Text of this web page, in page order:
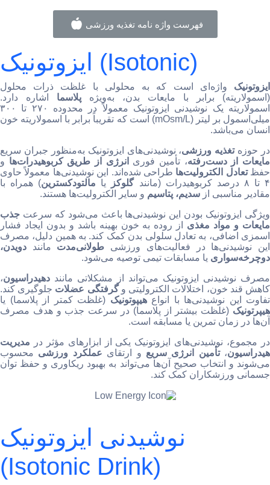
فهرست واژه نامه تغذیه ورزشی
ایزوتونیک (Isotonic)
ایزوتونیک واژه‌ای است که به محلولی با غلظت ذرات محلول
(اسمولاریته) برابر با مایعات بدن، به‌ویژه پلاسما اشاره دارد.
اسمولاریته یک نوشیدنی ایزوتونیک معمولاً در محدوده ۲۷۰ تا ۳۰۰
میلی‌اسمول بر لیتر (mOsm/L) است که تقریباً برابر با اسمولاریته خون
انسان می‌باشد.
در حوزهتغذیه ورزشی، نوشیدنی‌های ایزوتونیک به‌منظور جبران سریع
مایعات از دست‌رفته، تأمین فوری انرژی از طریق کربوهیدرات‌ها و
حفظتعادل الکترولیت‌ها طراحی شده‌اند. این نوشیدنی‌ها معمولاً حاوی
۴ تا ۸ درصد کربوهیدرات (مانند
گلوکز یا مالتودکسترین) همراه با
مقادیر مناسبی از سدیم، پتاسیم و سایر الکترولیت‌ها هستند.
ویژگی ایزوتونیک بودن این نوشیدنی‌ها باعث می‌شود که سرعت جذب
مایعات و مواد مغذی از روده به خون بهینه باشد و بدون ایجاد فشار
اسمزی اضافی، به تعادل سلولی بدن کمک کند. به همین دلیل، مصرف
این نوشیدنی‌ها در فعالیت‌های ورزشی طولانی‌مدت مانند دویدن،
دوچرخه‌سواری یا مسابقات تیمی توصیه می‌شود.
مصرف نوشیدنی ایزوتونیک می‌تواند از مشکلاتی مانند دهیدراسیون،
کاهش قند خون، اختلالات الکترولیتی وگرفتگی عضلات جلوگیری کند.
تفاوت این نوشیدنی‌ها با انواعهیپوتونیک (غلظت کمتر از پلاسما) یا
هیپرتونیک (غلظت بیشتر از پلاسما) در سرعت جذب و هدف مصرف
آن‌ها در زمان تمرین یا مسابقه است.
در مجموع، نوشیدنی‌های ایزوتونیک یکی از ابزارهای مؤثر در مدیریت
هیدراسیون،تأمین انرژی سریع و ارتقای عملکرد ورزشی محسوب
می‌شوند و انتخاب صحیح آن‌ها می‌تواند به بهبود ریکاوری و حفظ توان
جسمانی ورزشکاران کمک کند.
نوشیدنی ایزوتونیک
(Isotonic Drink)